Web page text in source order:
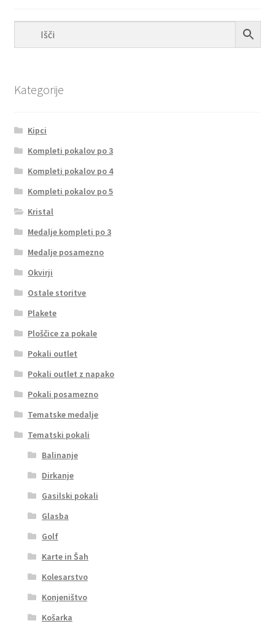
Kategorije
Kipci
Kompleti pokalov po 3
Kompleti pokalov po 4
Kompleti pokalov po 5
Kristal
Medalje kompleti po 3
Medalje posamezno
Okvirji
Ostale storitve
Plakete
Ploščice za pokale
Pokali outlet
Pokali outlet z napako
Pokali posamezno
Tematske medalje
Tematski pokali
Balinanje
Dirkanje
Gasilski pokali
Glasba
Golf
Karte in Šah
Kolesarstvo
Konjeništvo
Košarka